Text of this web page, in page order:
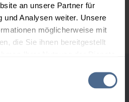
an unsere Partner für
und Analysen weiter. Unsere
möglicherweise mit
die Sie ihnen bereitgestellt
nach Ö-Norm C 1109 in € / 100
bei einer Lieferstelle.
der